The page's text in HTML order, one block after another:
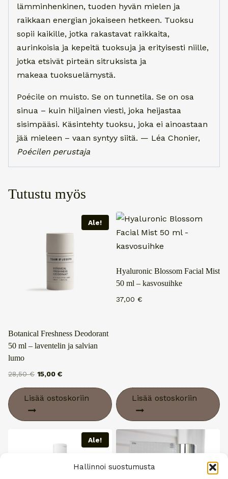
Hallinnoi suostumusta
lämminhenkinen, tuoden hyvän mielen ja
raikkaan energian jokaiseen hetkeen. Tuoksu
sopii kaikille, jotka rakastavat raikkaita,
aurinkoisia ja kepeitä tuoksuja ja erityisesti niille,
jotka etsivät pirteän sitruksista ja
makeaa tuoksuelämystä.
Poécile on muisto. Se on tunnetila. Se on osa
sinua – kuin hiljainen viesti, joka heijastaa
sisimpääsi. Käsintehty tuoksu, joka ei ainoastaan
jää mieleen – vaan syntyy siitä. — Léa Chonier,
Poécilen perustaja
Tutustu myös
Ale!
Botanical Freshness Deodorant
50 ml – laventelin ja salvian
lumo
28,50€ Alkuperäinen
oli:
15,00 €Nykyinen
on:
Lisää ostoskoriin
Hyaluronic Blossom Facial Mist
50 ml – kasvosuihke
37,00 €
Lisää ostoskoriin
Ale!